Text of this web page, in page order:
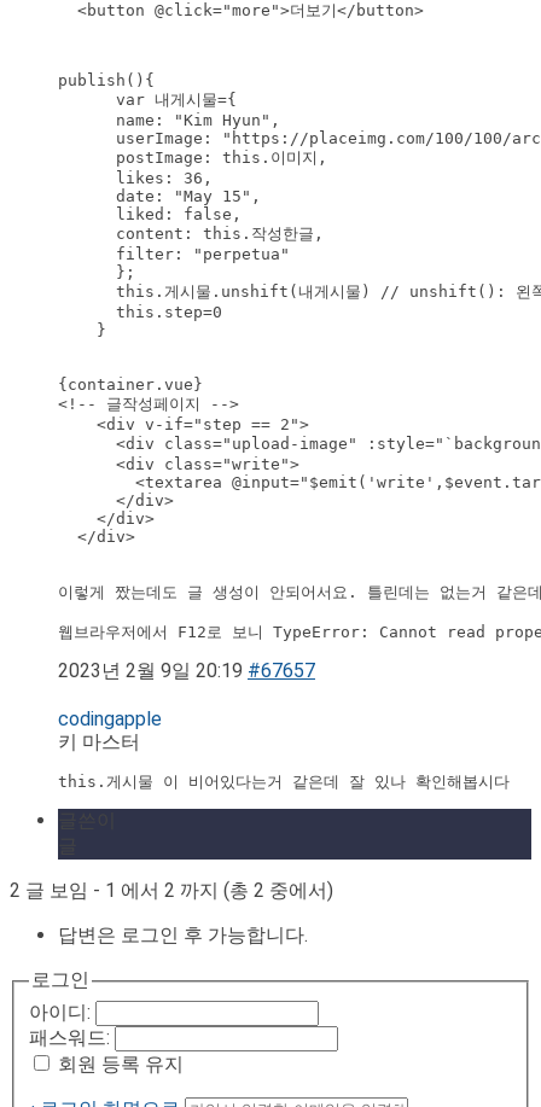
<button @click="more">더보기</button>
publish(){
var 내게시물={
name: "Kim Hyun",
userImage: "https://placeimg.com/100/100/
postImage: this.이미지,
likes: 36,
date: "May 15",
liked: false,
content: this.작성한글,
filter: "perpetua"
};
this.게시물.unshift(내게시물) // unshift(): 왼쪽의
this.step=0
}
{container.vue}
<!-- 글작성페이지 -->
<div v-if="step == 2">
<div class="upload-image"
<div class="write">
<textarea
</div>
</div>
</div>
이렇게 짰는데도 글 생성이 안되어서요. 틀린데는 없는거 같은
웹브라우저에서 F12로 보니 TypeError: Cannot read
2023년 2월 9일 20:19 #67657
codingapple
키 마스터
this.게시물 이 비어있다는거 같은데 잘 있나 확인해봅시다
2 글 보임 - 1 에서 2 까지 (총 2 중에서)
답변은 로그인 후 가능합니다.
로그인
아이디:
패스워드:
회원 등록 유지